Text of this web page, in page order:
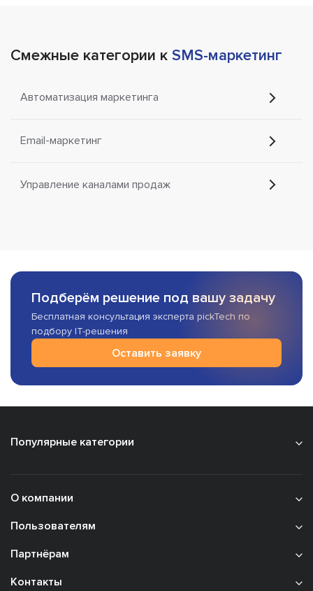
Смежные категории к SMS-маркетинг
Автоматизация маркетинга
Email-маркетинг
Управление каналами продаж
Подберём решение под вашу задачу
Бесплатная консультация эксперта pickTech по
подбору IT-решения
Оставить заявку
Популярные категории
О компании
Пользователям
Партнёрам
Контакты